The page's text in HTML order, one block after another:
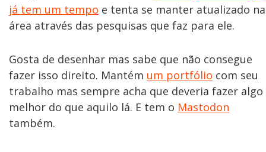
já tem um tempo e tenta se manter atualizado na
área através das pesquisas que faz para ele.
Gosta de desenhar mas sabe que não consegue
fazer isso direito. Mantém um portfólio com seu
trabalho mas sempre acha que deveria fazer algo
melhor do que aquilo lá. E tem o Mastodon
também.